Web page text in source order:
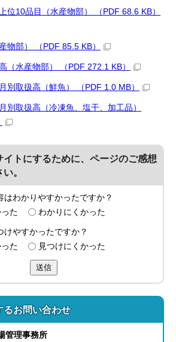
位10品目（水産物部） （PDF 68.6 KB）
物部） （PDF 85.5 KB）
（水産物部） （PDF 272.1 KB）
別取扱高（鮮魚） （PDF 1.0 MB）
別取扱高（冷凍魚、塩干、加工品）
イトにするために、ページのご感想
。
はわかりやすかったですか？
た
わかりにくかった
けやすかったですか？
た
見つけにくかった
送信
るお問い合わせ
管理事務所